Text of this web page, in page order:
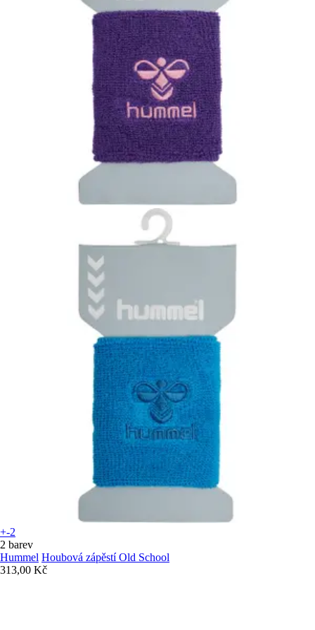
+-2
2 barev
Hummel Houbová zápěstí Old School
313,00 Kč